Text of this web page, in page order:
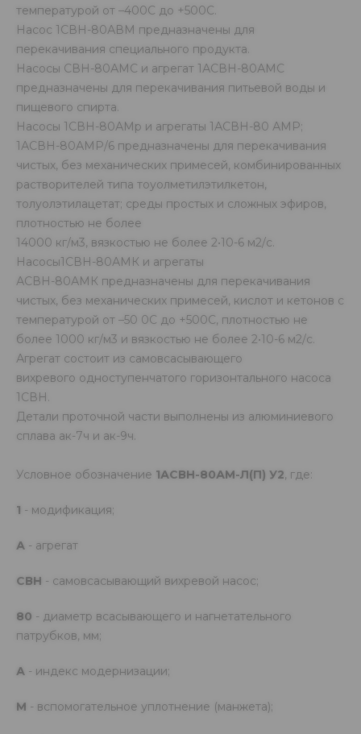
температурой от –400С до +500С.
Насос 1СВН-80АВМ предназначены для
перекачивания специального продукта.
Насосы СВН-80АМС и агрегат 1АСВН-80АМС
предназначены для перекачивания питьевой воды и
пищевого спирта.
Насосы 1СВН-80АМр и агрегаты 1АСВН-80 АМР;
1АСВН-80АМР/6 предназначены для перекачивания
чистых, без механических примесей, комбинированных
растворителей типа тоуолметилэтилкетон,
толуолэтилацетат; среды простых и сложных эфиров,
плотностью не более
14000 кг/м3, вязкостью не более 2•10-6 м2/с.
Насосы1СВН-80АМК и агрегаты
АСВН-80АМК предназначены для перекачивания
чистых, без механических примесей, кислот и кетонов с
температурой от –50 0С до +500С, плотностью не
более 1000 кг/м3 и вязкостью не более 2•10-6 м2/с.
Агрегат состоит из самовсасывающего
вихревого одноступенчатого горизонтального насоса
1СВН.
Детали проточной части выполнены из алюминиевого
сплава ак-7ч и ак-9ч.
Условное обозначение 1АСВН-80АМ-Л(П) У2, где:
1 - модификация;
А - агрегат
СВН - самовсасывающий вихревой насос;
80 - диаметр всасывающего и нагнетательного
патрубков, мм;
А - индекс модернизации;
М - вспомогательное уплотнение (манжета);